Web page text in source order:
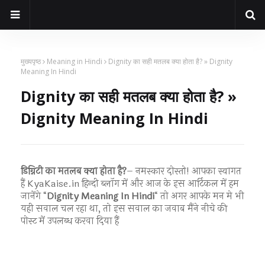
मुख्यपृष्ठ Meaning in Hindi
Dignity का सही मतलब क्या होता है? » Dignity
Meaning In Hindi
Dignity का सही मतलब क्या होता है? »
Dignity Meaning In Hindi
डिग्निटी का मतलब क्या होता है?– नमस्कार दोस्तो! आपका स्वागत
हैं KyaKaise.in हिन्दी ब्लॉग में और आज के इस आर्टिकल में हम
जानेंगे “Dignity Meaning In Hindi“ तो अगर आपके मन मे भी
यही सवाल चल रहा था, तो इस सवाल का जवाब मैंने नीचे की
पोस्ट में उपलब्ध करवा दिया हैं